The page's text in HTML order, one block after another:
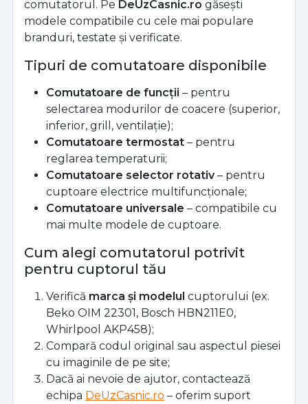
comutatorul. Pe DeUzCasnic.ro găsești
modele compatibile cu cele mai populare
branduri, testate și verificate.
Tipuri de comutatoare disponibile
Comutatoare de funcții – pentru
selectarea modurilor de coacere (superior,
inferior, grill, ventilație);
Comutatoare termostat – pentru
reglarea temperaturii;
Comutatoare selector rotativ– pentru
cuptoare electrice multifuncționale;
Comutatoare universale – compatibile cu
mai multe modele de cuptoare.
Cum alegi comutatorul potrivit
pentru cuptorul tău
Verifică marca și modelul cuptorului (ex.
Beko OIM 22301, Bosch HBN211E0,
Whirlpool AKP458);
Compară codul original sau aspectul piesei
cu imaginile de pe site;
Dacă ai nevoie de ajutor, contactează
echipa DeUzCasnic.ro – oferim suport